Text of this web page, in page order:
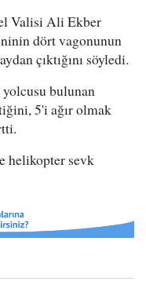
Valisi Ali Ekber
dört vagonunun
çıktığını söyledi.
bulunan
5'i ağır olmak
helikopter sevk